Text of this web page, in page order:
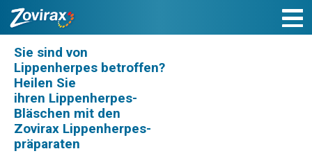
Sie sind von
Lippenherpes betroffen?
Heilen Sie
ihren Lippenherpes-
Bläschen mit den
Zovirax Lippenherpes-
präparaten
Zovirax Duo kann die
Entstehung
von Lippenherpes-
Bläschen verhindern
Bekämpft sowohl die
Virenvermehrung als auch
die dadurch ausgelöste